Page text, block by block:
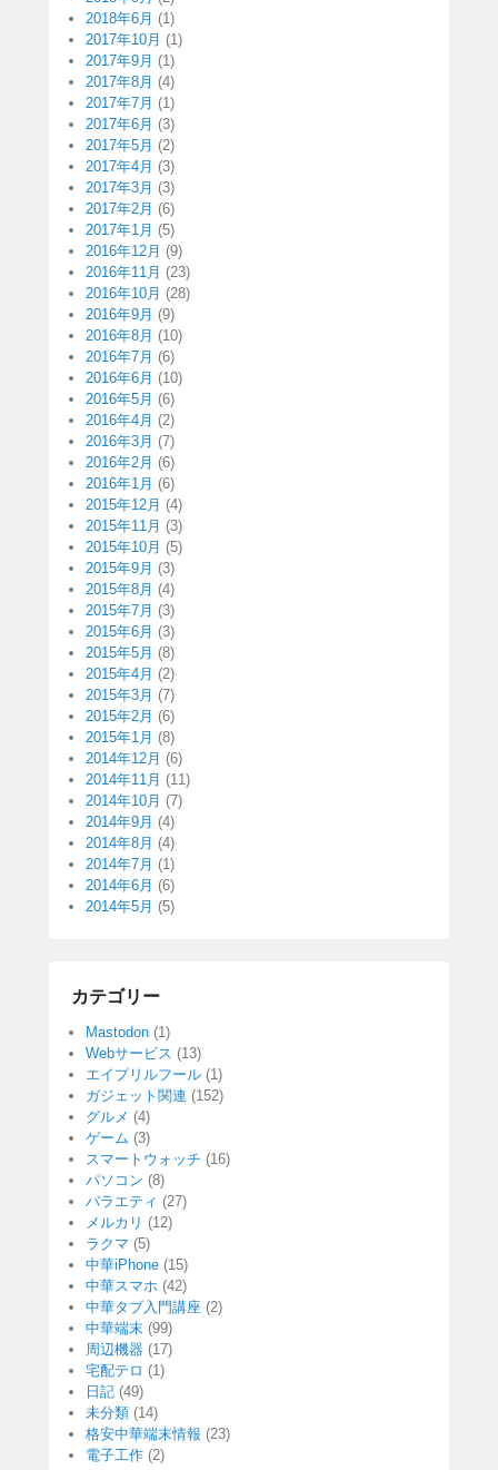
2018年6月 (1)
2017年10月 (1)
2017年9月 (1)
2017年8月 (4)
2017年7月 (1)
2017年6月 (3)
2017年5月 (2)
2017年4月 (3)
2017年3月 (3)
2017年2月 (6)
2017年1月 (5)
2016年12月 (9)
2016年11月 (23)
2016年10月 (28)
2016年9月 (9)
2016年8月 (10)
2016年7月 (6)
2016年6月 (10)
2016年5月 (6)
2016年4月 (2)
2016年3月 (7)
2016年2月 (6)
2016年1月 (6)
2015年12月 (4)
2015年11月 (3)
2015年10月 (5)
2015年9月 (3)
2015年8月 (4)
2015年7月 (3)
2015年6月 (3)
2015年5月 (8)
2015年4月 (2)
2015年3月 (7)
2015年2月 (6)
2015年1月 (8)
2014年12月 (6)
2014年11月 (11)
2014年10月 (7)
2014年9月 (4)
2014年8月 (4)
2014年7月 (1)
2014年6月 (6)
2014年5月 (5)
カテゴリー
Mastodon (1)
Webサービス (13)
エイプリルフール (1)
ガジェット関連 (152)
グルメ (4)
ゲーム (3)
スマートウォッチ (16)
パソコン (8)
バラエティ (27)
メルカリ (12)
ラクマ (5)
中華iPhone (15)
中華スマホ (42)
中華タブ入門講座 (2)
中華端末 (99)
周辺機器 (17)
宅配テロ (1)
日記 (49)
未分類 (14)
格安中華端末情報 (23)
電子工作 (2)